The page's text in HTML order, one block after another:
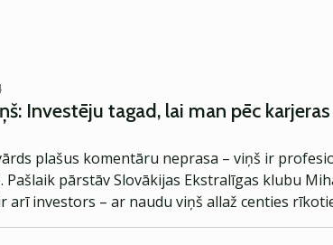
Investēju tagad, lai man pēc
plašus komentāru neprasa – viņš ir
Pašlaik pārstāv Slovākijas Ekstralīgas klubu
arī investors – ar naudu viņš allaž centies
par saviem naudas tērēšanas